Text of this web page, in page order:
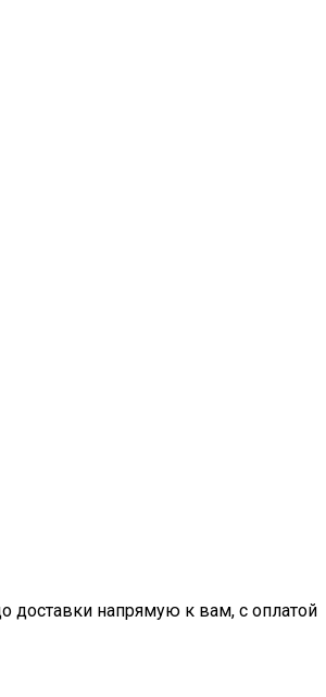
доставки напрямую к вам, с оплатой